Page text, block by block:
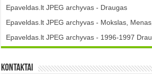
Epaveldas.lt JPEG archyvas - Draugas
Epaveldas.lt JPEG archyvas - Mokslas,
Epaveldas.lt JPEG archyvas - 1996-1997
Kontaktai